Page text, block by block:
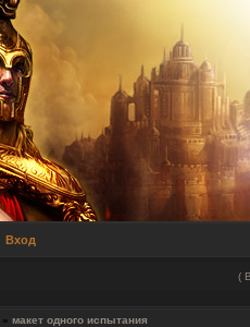
Вход
(
» макет одного испытания